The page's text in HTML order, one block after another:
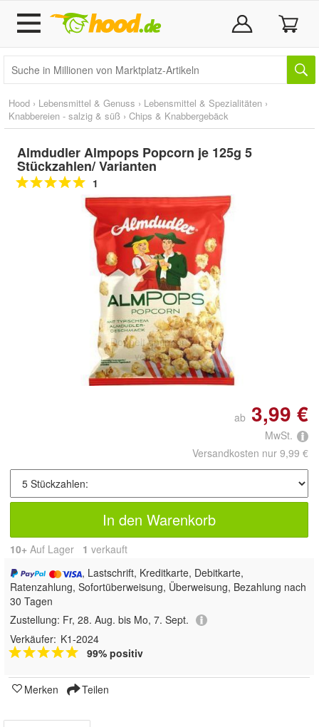
Hood › Lebensmittel & Genuss › Lebensmittel & Spezialitäten ›
Knabbereien - salzig & süß › Chips & Knabbergebäck
Almdudler Almpops Popcorn je 125g 5
Stückzahlen/ Varianten
1
Doppelt antippen zum
vergrößern
ab 3,99 €
MwSt.
Versandkosten nur 9,99 €
In den Warenkorb
10+ Auf Lager 1 verkauft
, Lastschrift, Kreditkarte, Debitkarte,
Ratenzahlung, Sofortüberweisung, Überweisung, Bezahlung nach
30 Tagen
Zustellung: Fr, 28. Aug. bis Mo, 7. Sept.
Verkäufer: K1-2024
99% positiv
Merken Teilen